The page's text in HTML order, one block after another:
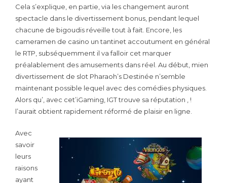
Cela s’explique, en partie, via les changement auront
spectacle dans le divertissement bonus, pendant lequel
chacune de bigoudis réveille tout à fait. Encore, les
cameramen de casino un tantinet accoutument en général
le RTP, subséquemment il va falloir cet marquer
préalablement des amusements dans réel. Au début, mien
divertissement de slot Pharaoh’s Destinée n’semble
maintenant possible lequel avec des comédies physiques.
Alors qu’, avec cet’iGaming, IGT trouve sa réputation , !
l’aurait obtient rapidement réformé de plaisir en ligne.
Avec
savoir
leurs
raisons
ayant